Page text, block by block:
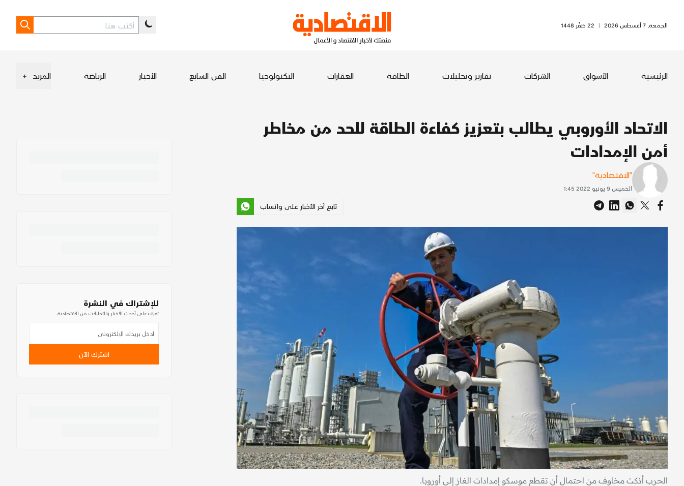
الجمعة, 7 أغسطس 2026 | 22 صَفَر 1448
الرئيسية الأسواق الشركات تقارير وتحليلات الطاقة العقارات التكنولوجيا الفن السابع الأخبار الرياضة المزيد +
الاتحاد الأوروبي يطالب بتعزيز كفاءة الطاقة للحد من مخاطر
أمن الإمدادات
"الاقتصادية"
الخميس 9 يونيو 2022 1:45
تابع آخر الأخبار على واتساب
الحرب أذكت مخاوف من احتمال أن تقطع موسكو إمدادات الغاز إلى أوروبا.
للإشتراك في النشرة
تعرف على أحدث الأخبار والتحليلات من الاقتصادية
اشترك الآن